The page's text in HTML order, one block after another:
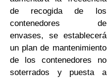
de recogida de los
contenedores de
envases, se establecerá
un plan de mantenimiento
de los contenedores no
soterrados y puesta a